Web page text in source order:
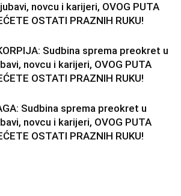
novcu i karijeri, OVOG PUTA
OSTATI PRAZNIH RUKU!
Sudbina sprema preokret u
novcu i karijeri, OVOG PUTA
OSTATI PRAZNIH RUKU!
Sudbina sprema preokret u
novcu i karijeri, OVOG PUTA
OSTATI PRAZNIH RUKU!